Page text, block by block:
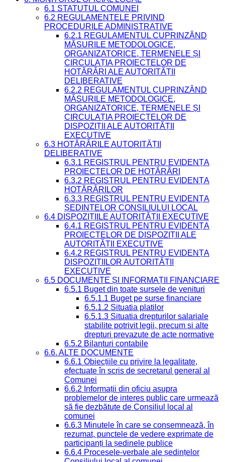
6.1 STATUTUL COMUNEI
6.2 REGULAMENTELE PRIVIND
PROCEDURILE ADMINISTRATIVE
6.2.1 REGULAMENTUL CUPRINZÂND
MĂSURILE METODOLOGICE,
ORGANIZATORICE, TERMENELE ȘI
CIRCULAȚIA PROIECTELOR DE
HOTĂRÂRI ALE AUTORITĂȚII
DELIBERATIVE
6.2.2 REGULAMENTUL CUPRINZÂND
MĂSURILE METODOLOGICE,
ORGANIZATORICE, TERMENELE ȘI
CIRCULAȚIA PROIECTELOR DE
DISPOZIȚII ALE AUTORITĂȚII
EXECUTIVE
6.3 HOTĂRÂRILE AUTORITĂȚII
DELIBERATIVE
6.3.1 REGISTRUL PENTRU EVIDENȚA
PROIECTELOR DE HOTĂRÂRI
6.3.2 REGISTRUL PENTRU EVIDENȚA
HOTĂRÂRILOR
6.3.3 REGISTRUL PENTRU EVIDENȚA
ȘEDINȚELOR CONSILIULUI LOCAL
6.4 DISPOZIȚIILE AUTORITĂȚII EXECUTIVE
6.4.1 REGISTRUL PENTRU EVIDENȚA
PROIECTELOR DE DISPOZIȚII ALE
AUTORITĂȚII EXECUTIVE
6.4.2 REGISTRUL PENTRU EVIDENȚA
DISPOZIȚIILOR AUTORITĂȚII
EXECUTIVE
6.5 DOCUMENTE ȘI INFORMAȚII FINANCIARE
6.5.1 Buget din toate sursele de venituri
6.5.1.1 Buget pe surse financiare
6.5.1.2 Situatia platilor
6.5.1.3 Situatia drepturilor salariale
stabilite potrivit legii, precum si alte
drepturi prevazute de acte normative
6.5.2 Bilanturi contabile
6.6. ALTE DOCUMENTE
6.6.1 Obiecțiile cu privire la legalitate,
efectuate în scris de secretarul general al
Comunei
6.6.2 Informații din oficiu asupra
problemelor de interes public care urmează
să fie dezbătute de Consiliul local al
comunei
6.6.3 Minutele în care se consemnează, în
rezumat, punctele de vedere exprimate de
participanți la ședinele publice
6.6.4 Procesele-verbale ale ședințelor